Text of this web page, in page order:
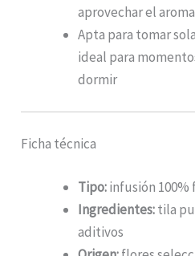
aprovechar el
Apta para tomar
ideal para
dormir
Ficha técnica
Tipo:infusión
Ingredientes:tila
aditivos